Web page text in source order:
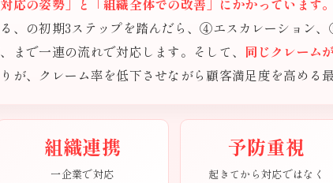
応の姿勢」と「組織全体での改善」にかかっています。
、の初期3ステップを踏んだら、④エスカレーション
で一連の流れで対応します。そして、 同じクレーム
、クレーム率を低下させながら顧客満足度を高める最
組織連携
一企業で対応
予防重視
起きてから対応ではなく